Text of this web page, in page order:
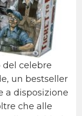
del celebre
un bestseller
a disposizione
che alle